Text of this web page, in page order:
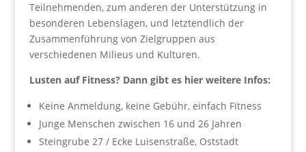
Teilnehmenden, zum anderen der Unterstützung in
besonderen Lebenslagen, und letztendlich der
Zusammenführung von Zielgruppen aus
verschiedenen Milieus und Kulturen.
Lusten auf Fitness? Dann gibt es hier weitere Infos:
Keine Anmeldung, keine Gebühr, einfach Fitness
Junge Menschen zwischen 16 und 26 Jahren
Steingrube 27 / Ecke Luisenstraße, Oststadt